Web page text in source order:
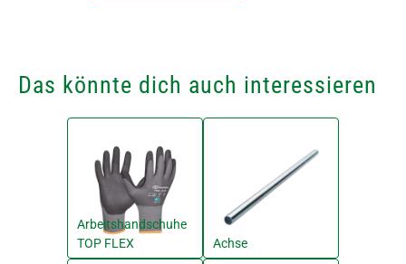
Das könnte dich auch interessieren
Arbeitshandschuhe
TOP FLEX
Achse